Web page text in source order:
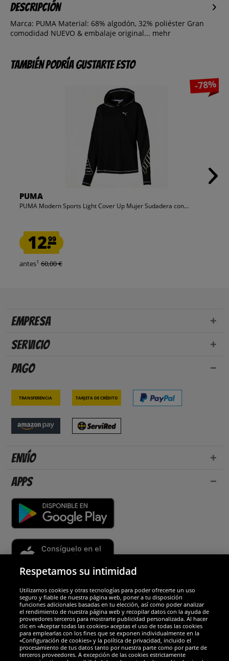
Descripción
Marca: PUMA Material: 68% algodón, 32% poliéster Gran
comodidad NUEVO & embalaje original... mehr
También podría gustarte esto
-78%
PUMA
PUMA Modern Sports Light Cover Up Mujer Sudadera con...
12.99
antes1 60,00 €
Empresa
Servicio
Pago
Transferencia Tarjeta de crédito
Envío
Apps
Socios y seguridad
Galardones
Respetamos su intimidad
Utilizamos cookies y otras tecnologías para poder ofrecerte un uso
seguro y fiable de nuestra página web, poner a tu disposición
funciones adicionales basadas en tu elección, así como poder analizar
el rendimiento de nuestra página web y recopilar datos con la ayuda de
proveedores terceros para mostrarte publicidad personalizada. Al hacer
clic en «Aceptar todas las cookies» aceptas el uso de todas las cookies
para emplearlas con los fines que se exponen individualmente en la
«Configuración de cookies» y la política de privacidad, incluido el
procesamiento de tus datos tanto por nuestra parte como por parte de
terceros proveedores. A excepción de las cookies estrictamente